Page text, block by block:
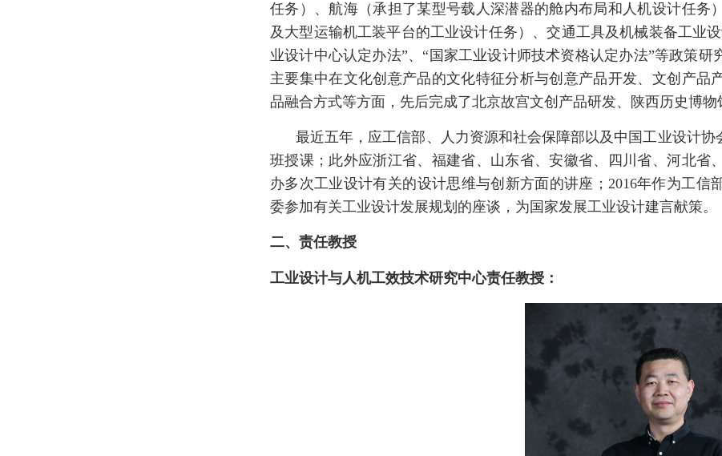
任务）、航海（承担了某型号载人深潜器的舱内布局和人机设计任务
及大型运输机工装平台的工业设计任务）、交通工具及机械装备工业
业设计中心认定办法”、“国家工业设计师技术资格认定办法”等政策
主要集中在文化创意产品的文化特征分析与创意产品开发、文创产品
品融合方式等方面，先后完成了北京故宫文创产品研发、陕西历史博物
最近五年，应工信部、人力资源和社会保障部以及中国工业设计
班授课；此外应浙江省、福建省、山东省、安徽省、四川省、河北省
办多次工业设计有关的设计思维与创新方面的讲座；2016年作为工
委参加有关工业设计发展规划的座谈，为国家发展工业设计建言献策。
二、责任教授
工业设计与人机工效技术研究中心责任教授：